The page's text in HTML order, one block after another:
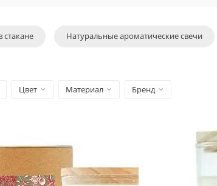
стакане Натуральные ароматические свечи
Цвет Материал Бренд